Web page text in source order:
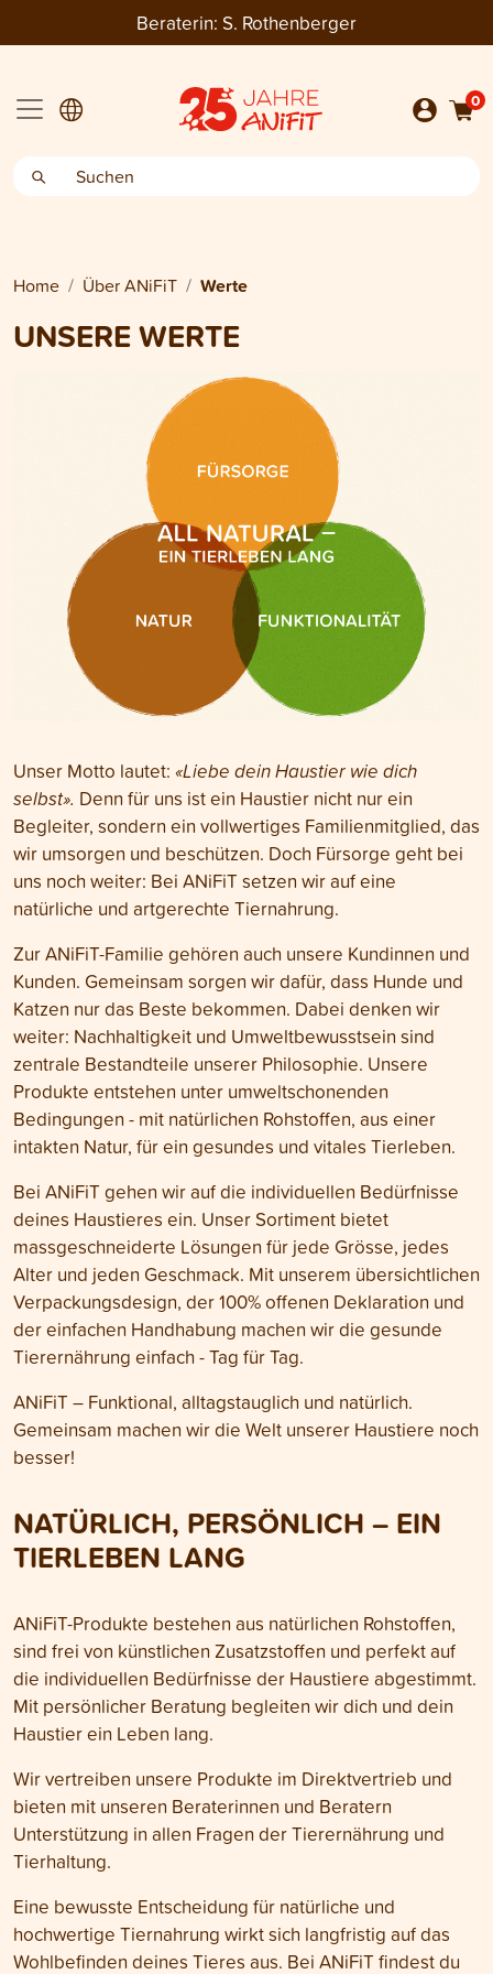
Beraterin: S. Rothenberger
0
Home Über ANiFiT Werte
UNSERE WERTE
Unser Motto lautet: «Liebe dein Haustier wie dich
selbst». Denn für uns ist ein Haustier nicht nur ein
Begleiter, sondern ein vollwertiges Familienmitglied, das
wir umsorgen und beschützen. Doch Fürsorge geht bei
uns noch weiter: Bei ANiFiT setzen wir auf eine
natürliche und artgerechte Tiernahrung.
Zur ANiFiT-Familie gehören auch unsere Kundinnen und
Kunden. Gemeinsam sorgen wir dafür, dass Hunde und
Katzen nur das Beste bekommen. Dabei denken wir
weiter: Nachhaltigkeit und Umweltbewusstsein sind
zentrale Bestandteile unserer Philosophie. Unsere
Produkte entstehen unter umweltschonenden
Bedingungen - mit natürlichen Rohstoffen, aus einer
intakten Natur, für ein gesundes und vitales Tierleben.
Bei ANiFiT gehen wir auf die individuellen Bedürfnisse
deines Haustieres ein. Unser Sortiment bietet
massgeschneiderte Lösungen für jede Grösse, jedes
Alter und jeden Geschmack. Mit unserem übersichtlichen
Verpackungsdesign, der 100% offenen Deklaration und
der einfachen Handhabung machen wir die gesunde
Tierernährung einfach - Tag für Tag.
ANiFiT – Funktional, alltagstauglich und natürlich.
Gemeinsam machen wir die Welt unserer Haustiere noch
besser!
NATÜRLICH, PERSÖNLICH – EIN
TIERLEBEN LANG
ANiFiT-Produkte bestehen aus natürlichen Rohstoffen,
sind frei von künstlichen Zusatzstoffen und perfekt auf
die individuellen Bedürfnisse der Haustiere abgestimmt.
Mit persönlicher Beratung begleiten wir dich und dein
Haustier ein Leben lang.
Wir vertreiben unsere Produkte im Direktvertrieb und
bieten mit unseren Beraterinnen und Beratern
Unterstützung in allen Fragen der Tierernährung und
Tierhaltung.
Eine bewusste Entscheidung für natürliche und
hochwertige Tiernahrung wirkt sich langfristig auf das
Wohlbefinden deines Tieres aus. Bei ANiFiT findest du